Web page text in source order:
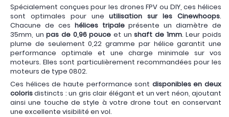
Spécialement conçues pour les drones FPV ou DIY, ces hélices
sont optimales pour uneutilisation sur les Cinewhoops.
Chacune de ces hélices tripaleprésente un diamètre de
35mm, unpas de 0,96 pouce et unshaft de 1mm. Leur poids
plume de seulement 0,22 gramme par hélice garantit une
performance optimale et une charge minimale sur vos
moteurs. Elles sont particulièrement recommandées pour les
moteurs de type 0802.
Ces hélices de haute performance sont disponibles en deux
colorisdistincts : un gris clair élégant et un vert néon, ajoutant
ainsi une touche de style à votre drone tout en conservant
une excellente visibilité en vol.